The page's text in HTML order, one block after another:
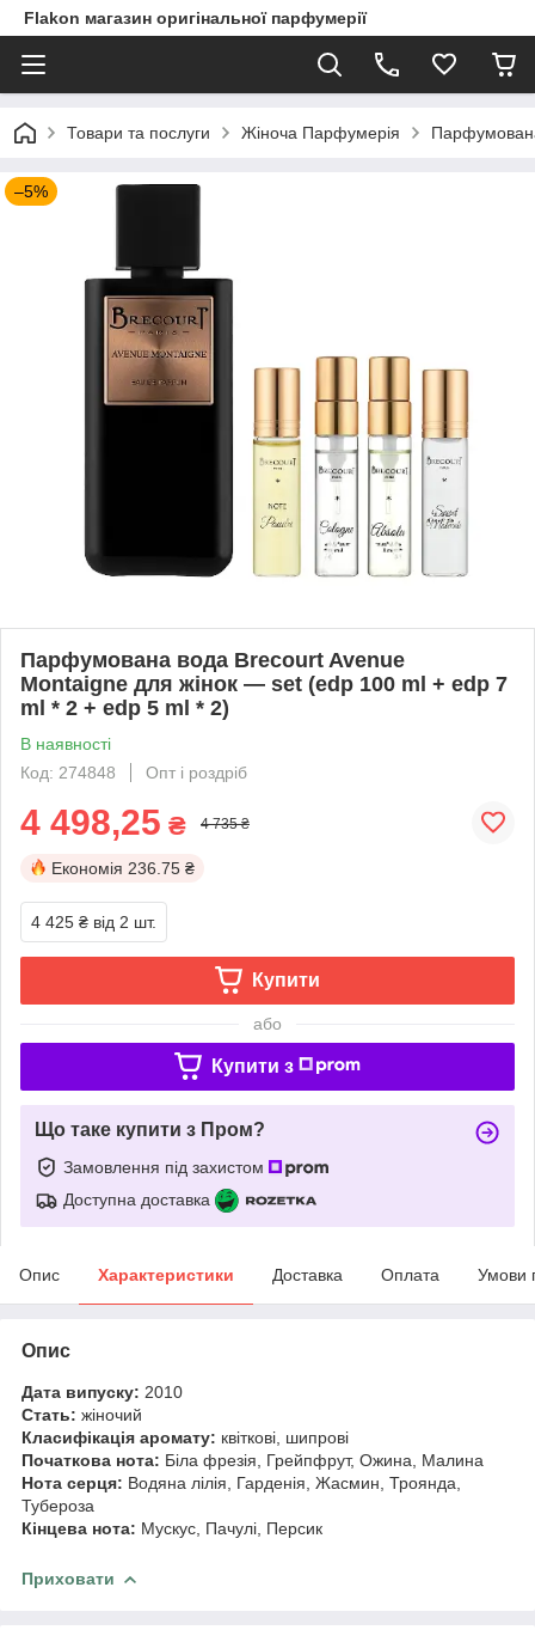
Flakon магазин оригінальної парфумерії
Товари та послуги Жіноча Парфумерія
–5%
Парфумована вода Brecourt Avenue
Montaigne для жінок — set (edp 100 ml + edp 7
ml * 2 + edp 5 ml * 2)
В наявності
Код: 274848
Опт і роздріб
4 498,25 ₴ 4 735 ₴
Економія 236.75 ₴
4 425 ₴ від 2 шт.
Купити
або
Купити з
Що таке купити з Пром?
Замовлення під захистом
Доступна доставка
Опис Характеристики Доставка Оплата Умови
Опис
Дата випуску: 2010
Стать: жіночий
Класифікація аромату: квіткові, шипрові
Початкова нота: Біла фрезія, Грейпфрут, Ожина, Малина
Нота серця: Водяна лілія, Гарденія, Жасмин, Троянда,
Тубероза
Кінцева нота: Мускус, Пачулі, Персик
Приховати